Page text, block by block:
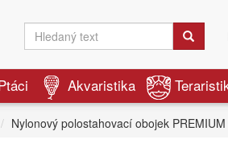
Akvaristika
Nylonový polostahovací obojek